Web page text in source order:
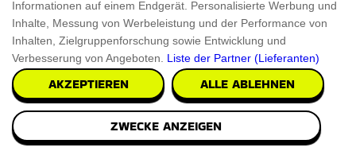
Informationen auf einem Endgerät. Personalisierte Werbung und
Inhalte, Messung von Werbeleistung und der Performance von
Inhalten, Zielgruppenforschung sowie Entwicklung und
Verbesserung von Angeboten. Liste der Partner (Lieferanten)
AKZEPTIEREN ALLE ABLEHNEN
ZWECKE ANZEIGEN